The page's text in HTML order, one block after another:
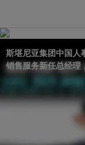
斯堪尼亚集团中国人
销售服务新任总经理